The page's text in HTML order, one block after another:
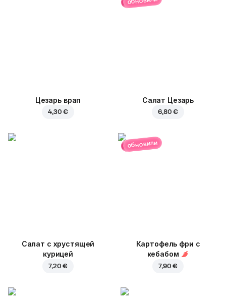
Цезарь врап
4,30 €
Салат Цезарь
6,80 €
Салат с хрустящей
курицей
7,20 €
обновили
Картофель фри с
кебабом
7,90 €